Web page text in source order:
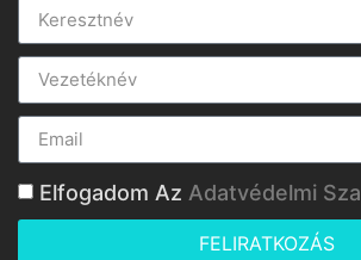
Elfogadom Az Adatvédelmi
FELIRATKOZÁS